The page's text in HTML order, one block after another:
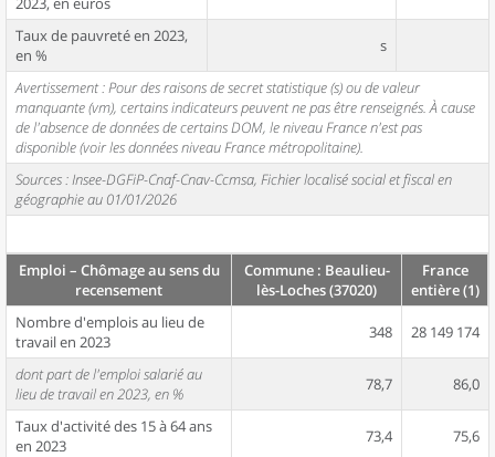
Taux de pauvreté en 2023,
en %
s
Avertissement : Pour des raisons de secret statistique (s) ou de valeur
manquante (vm), certains indicateurs peuvent ne pas être renseignés. À cause
de l'absence de données de certains DOM, le niveau France n'est pas
disponible (voir les données niveau France métropolitaine).
Sources : Insee-DGFiP-Cnaf-Cnav-Ccmsa, Fichier localisé social et fiscal en
géographie au 01/01/2026
Emploi – Chômage au sens du
recensement
Commune : Beaulieu-
lès-Loches (37020)
France
entière (1)
Nombre d'emplois au lieu de
travail en 2023
348 28 149 174
dont part de l'emploi salarié au
lieu de travail en 2023, en %
78,7 86,0
Taux d'activité des 15 à 64 ans
en 2023
73,4 75,6